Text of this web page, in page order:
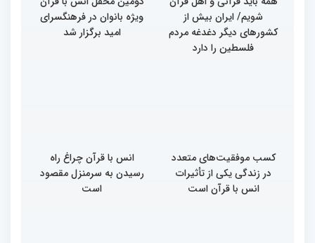
شویم/ ایران بیش از
کشورهای دیگر دغدغه مردم
فلسطین را دارد
ویژه بانوان در فرهنگسرای
امید برگزار شد
کسب موفقیت‌های متعدد
در زندگی یکی از تأثیرات
انس با قرآن است
انس با قرآن چراغ راه
رسیدن به سرمنزل مقصود
است